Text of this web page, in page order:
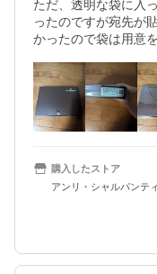
ただ、透明な袋に入
ったのですが宛先が
かったので袋は用意
購入したストア
アンリ・シャルパンテ